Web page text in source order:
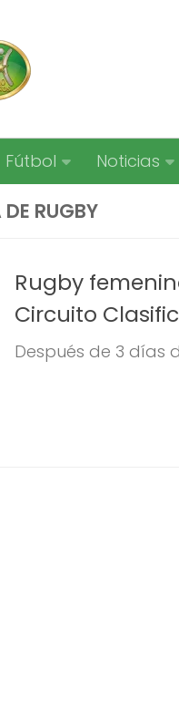
Fútbol Noticias
DE RUGBY
Rugby
Circuito
Después de 3 días